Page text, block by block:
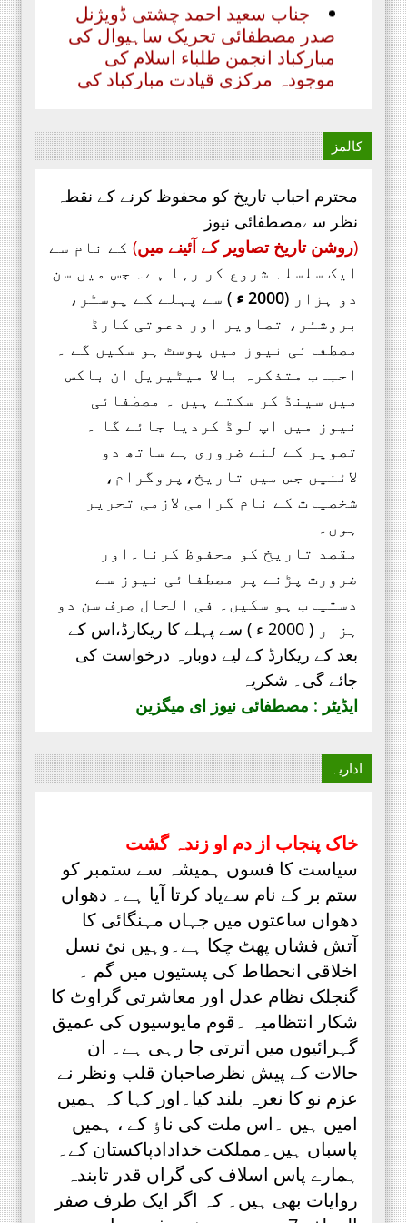
صدر مصطفائی تحریک ساہیوال کی
مبارکباد انجمن طلباء اسلام کی
موجودہ مرکزی قیادت مبارکباد کی
مستحق ہے۔ کہ جنہوں نے حیی علی
کالمز
محترم احباب تاریخ کو محفوظ کرنے کے نقطہ
نظر سےمصطفائی نیوز
(روشن تاریخ تصاویر کے آئینے میں) کے نام سے
ایک سلسلہ شروع کر رہا ہے۔ جس میں سن
دو ہزار (2000 ء
) سے پہلے کے پوسٹر،
بروشئر، تصاویر اور دعوتی کارڈ
مصطفائی نیوز میں پوسٹ ہو سکیں گے ۔
احباب متذکرہ بالا میٹیریل ان باکس
میں سینڈ کر سکتے ہیں ۔ مصطفائی
نیوز میں اپ لوڈ کردیا جائے گا ۔
تصویر کے لئے ضروری ہے ساتھ دو
لائنیں جس میں تاریخ،پروگرام،
شخصیات کے نام گرامی لازمی تحریر
ہوں۔
مقصد تاریخ کو محفوظ کرنا۔اور
ضرورت پڑنے پر مصطفائی نیوز سے
دستیاب ہو سکیں۔ فی الحال صرف سن دو
ہزار ( 2000 ء ) سے پہلے کا ریکارڈ،
اس کے
بعد کے ریکارڈ کے لیے دوبارہ درخواست کی
جائے گی۔ شکریہ
ایڈیٹر : مصطفائی نیوز ای میگزین
اداریہ
خاک پنجاب از دم او زندہ گشت
سیاست کا فسوں ہمیشہ سے ستمبر کو
ستم بر کے نام سےیاد کرتا آیا ہے۔ دھواں
دھواں ساعتوں میں جہاں مہنگائی کا
آتش فشاں پھٹ چکا ہے۔وہیں نئ نسل
اخلاقی انحطاط کی پستیوں میں گم ۔
گنجلک نظام عدل اور معاشرتی گراوٹ کا
شکار انتظامیہ ۔قوم مایوسیوں کی عمیق
گہرائیوں میں اترتی جا رہی ہے۔ ان
حالات کے پیش نظرصاحبان قلب ونظر نے
عزم نو کا نعرہ بلند کیا۔اور کہا کہ ہمیں
امیں ہیں ۔اس ملت کی ناٶ کے ، ہمیں
پاسباں ہیں۔مملکت خدادادپاکستان کے۔
ہمارے پاس اسلاف کی گراں قدر تابندہ
روایات بھی ہیں۔ کہ اگر ایک طرف صفر